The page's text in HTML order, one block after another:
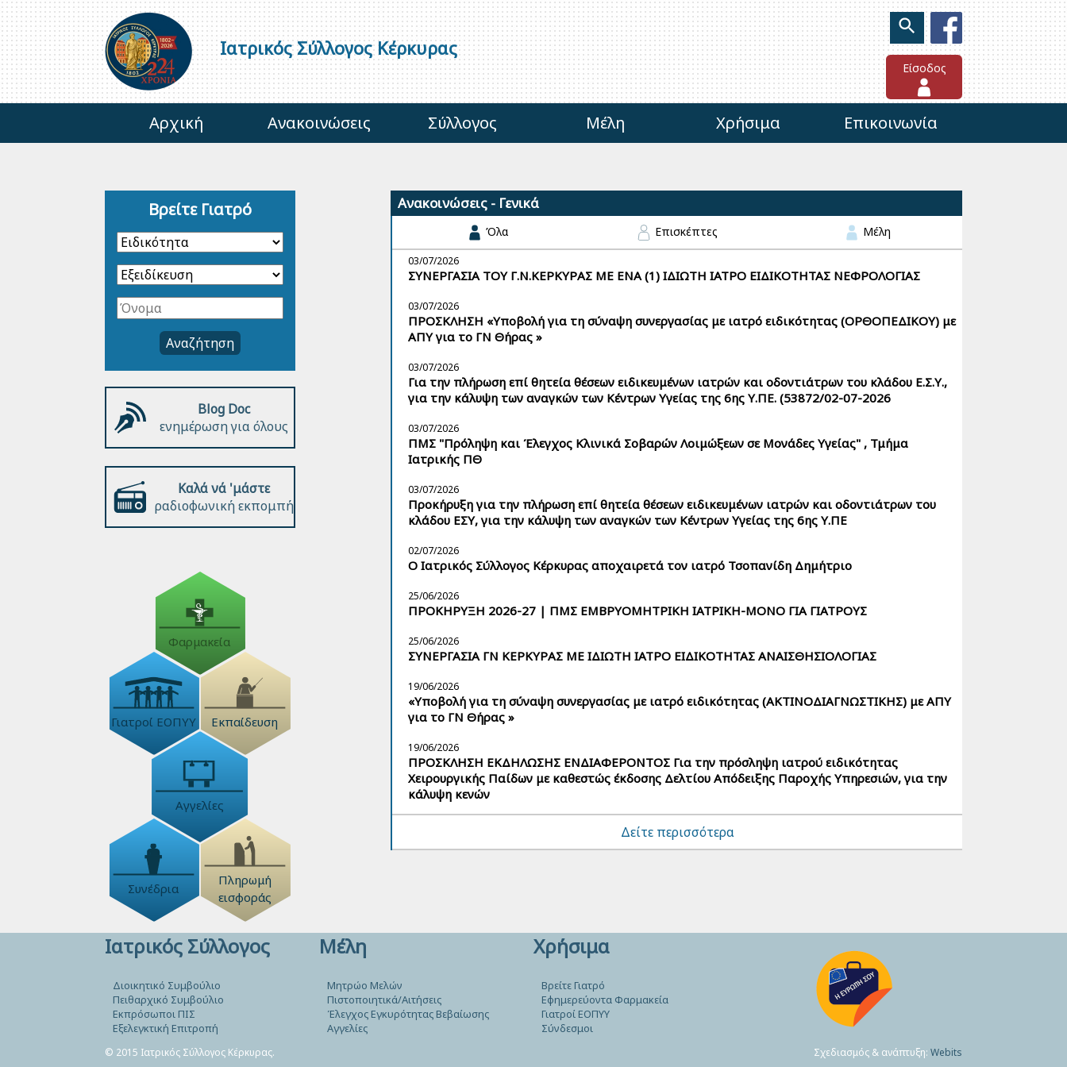
Ιατρικός Σύλλογος Κέρκυρας
Είσοδος
Αρχική Ανακοινώσεις Σύλλογος Μέλη Χρήσιμα Επικοινωνία
Ανακοινώσεις - Γενικά
Όλα Επισκέπτες Μέλη
03/07/2026
ΣΥΝΕΡΓΑΣΙΑ ΤΟΥ Γ.Ν.ΚΕΡΚΥΡΑΣ ΜΕ ΕΝΑ (1) ΙΔΙΩΤΗ ΙΑΤΡΟ ΕΙΔΙΚΟΤΗΤΑΣ ΝΕΦΡΟΛΟΓΙΑΣ
03/07/2026
ΠΡΟΣΚΛΗΣΗ «Υποβολή για τη σύναψη συνεργασίας με ιατρό ειδικότητας (ΟΡΘΟΠΕΔΙΚΟΥ) με
ΑΠΥ για το ΓΝ Θήρας »
03/07/2026
Για την πλήρωση επί θητεία θέσεων ειδικευμένων ιατρών και οδοντιάτρων του κλάδου Ε.Σ.Υ.,
για την κάλυψη των αναγκών των Κέντρων Υγείας της 6ης Υ.ΠΕ. (53872/02-07-2026
03/07/2026
ΠΜΣ "Πρόληψη και Έλεγχος Κλινικά Σοβαρών Λοιμώξεων σε Μονάδες Υγείας" , Τμήμα
Ιατρικής ΠΘ
03/07/2026
Προκήρυξη για την πλήρωση επί θητεία θέσεων ειδικευμένων ιατρών και οδοντιάτρων του
κλάδου ΕΣΥ, για την κάλυψη των αναγκών των Κέντρων Υγείας της 6ης Υ.ΠΕ
02/07/2026
Ο Ιατρικός Σύλλογος Κέρκυρας αποχαιρετά τον ιατρό Τσοπανίδη Δημήτριο
25/06/2026
ΠΡΟΚΗΡΥΞΗ 2026-27 | ΠΜΣ ΕΜΒΡΥΟΜΗΤΡΙΚΗ ΙΑΤΡΙΚΗ-ΜΟΝΟ ΓΙΑ ΓΙΑΤΡΟΥΣ
25/06/2026
ΣΥΝΕΡΓΑΣΙΑ ΓΝ ΚΕΡΚΥΡΑΣ ΜΕ ΙΔΙΩΤΗ ΙΑΤΡΟ ΕΙΔΙΚΟΤΗΤΑΣ ΑΝΑΙΣΘΗΣΙΟΛΟΓΙΑΣ
19/06/2026
«Υποβολή για τη σύναψη συνεργασίας με ιατρό ειδικότητας (ΑΚΤΙΝΟΔΙΑΓΝΩΣΤΙΚΗΣ) με ΑΠΥ
για το ΓΝ Θήρας »
19/06/2026
ΠΡΟΣΚΛΗΣΗ ΕΚΔΗΛΩΣΗΣ ΕΝΔΙΑΦΕΡΟΝΤΟΣ Για την πρόσληψη ιατρού ειδικότητας
Χειρουργικής Παίδων με καθεστώς έκδοσης Δελτίου Απόδειξης Παροχής Υπηρεσιών, για την
κάλυψη κενών
Δείτε περισσότερα
Βρείτε Γιατρό
Αναζήτηση
Blog Doc
ενημέρωση για όλους
Καλά νά 'μάστε
ραδιοφωνική εκπομπή
Φαρμακεία
Γιατροί ΕΟΠΥΥ Εκπαίδευση
Αγγελίες
Συνέδρια
Πληρωμή
εισφοράς
Ιατρικός Σύλλογος
Διοικητικό Συμβούλιο
Πειθαρχικό Συμβούλιο
Εκπρόσωποι ΠΙΣ
Εξελεγκτική Επιτροπή
Μέλη
Μητρώο Μελών
Πιστοποιητικά/Αιτήσεις
Έλεγχος Εγκυρότητας Βεβαίωσης
Αγγελίες
Χρήσιμα
Βρείτε Γιατρό
Εφημερεύοντα Φαρμακεία
Γιατροί ΕΟΠΥΥ
Σύνδεσμοι
© 2015 Ιατρικός Σύλλογος Κέρκυρας. Σχεδιασμός & ανάπτυξη: Webits